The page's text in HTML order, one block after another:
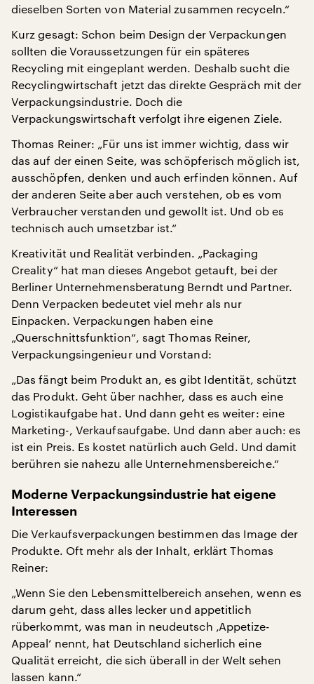
dieselben Sorten von Material zusammen recyceln.“
Kurz gesagt: Schon beim Design der Verpackungen
sollten die Voraussetzungen für ein späteres
Recycling mit eingeplant werden. Deshalb sucht die
Recyclingwirtschaft jetzt das direkte Gespräch mit der
Verpackungsindustrie. Doch die
Verpackungswirtschaft verfolgt ihre eigenen Ziele.
Thomas Reiner: „Für uns ist immer wichtig, dass wir
das auf der einen Seite, was schöpferisch möglich ist,
ausschöpfen, denken und auch erfinden können. Auf
der anderen Seite aber auch verstehen, ob es vom
Verbraucher verstanden und gewollt ist. Und ob es
technisch auch umsetzbar ist.“
Kreativität und Realität verbinden. „Packaging
Creality“ hat man dieses Angebot getauft, bei der
Berliner Unternehmensberatung Berndt und Partner.
Denn Verpacken bedeutet viel mehr als nur
Einpacken. Verpackungen haben eine
„Querschnittsfunktion“, sagt Thomas Reiner,
Verpackungsingenieur und Vorstand:
„Das fängt beim Produkt an, es gibt Identität, schützt
das Produkt. Geht über nachher, dass es auch eine
Logistikaufgabe hat. Und dann geht es weiter: eine
Marketing-, Verkaufsaufgabe. Und dann aber auch: es
ist ein Preis. Es kostet natürlich auch Geld. Und damit
berühren sie nahezu alle Unternehmensbereiche.“
Moderne Verpackungsindustrie hat eigene
Interessen
Die Verkaufsverpackungen bestimmen das Image der
Produkte. Oft mehr als der Inhalt, erklärt Thomas
Reiner:
„Wenn Sie den Lebensmittelbereich ansehen, wenn es
darum geht, dass alles lecker und appetitlich
rüberkommt, was man in neudeutsch ‚Appetize-
Appeal‘ nennt, hat Deutschland sicherlich eine
Qualität erreicht, die sich überall in der Welt sehen
lassen kann.“